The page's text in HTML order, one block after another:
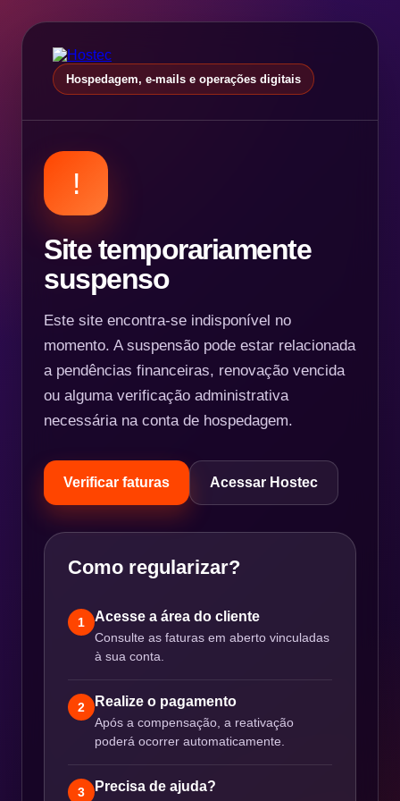
Hospedagem, e-mails e operações digitais
!
Site temporariamente
suspenso
Este site encontra-se indisponível no
momento. A suspensão pode estar relacionada
a pendências financeiras, renovação vencida
ou alguma verificação administrativa
necessária na conta de hospedagem.
Verificar faturas Acessar Hostec
Como regularizar?
1 Acesse a área do cliente
Consulte as faturas em aberto vinculadas
à sua conta.
2 Realize o pagamento
Após a compensação, a reativação
poderá ocorrer automaticamente.
3 Precisa de ajuda?